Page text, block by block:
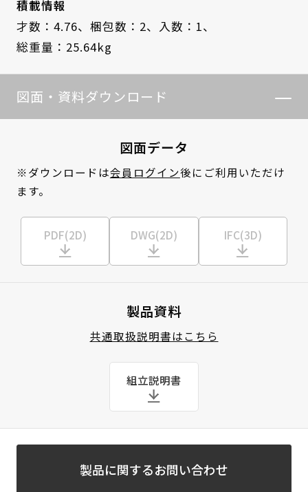
積載情報
才数：4.76、 梱包数：2、 入数：1、
総重量：25.64kg
図面・資料ダウンロード
図面データ
※ダウンロードは会員ログイン後にご利用いただけ
ます。
PDF(2D) DWG(2D) IFC(3D)
製品資料
共通取扱説明書はこちら
組立説明書
製品に関するお問い合わせ